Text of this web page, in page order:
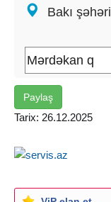
Bakı şəhəri
Paylaş
Tarix: 26.12.2025